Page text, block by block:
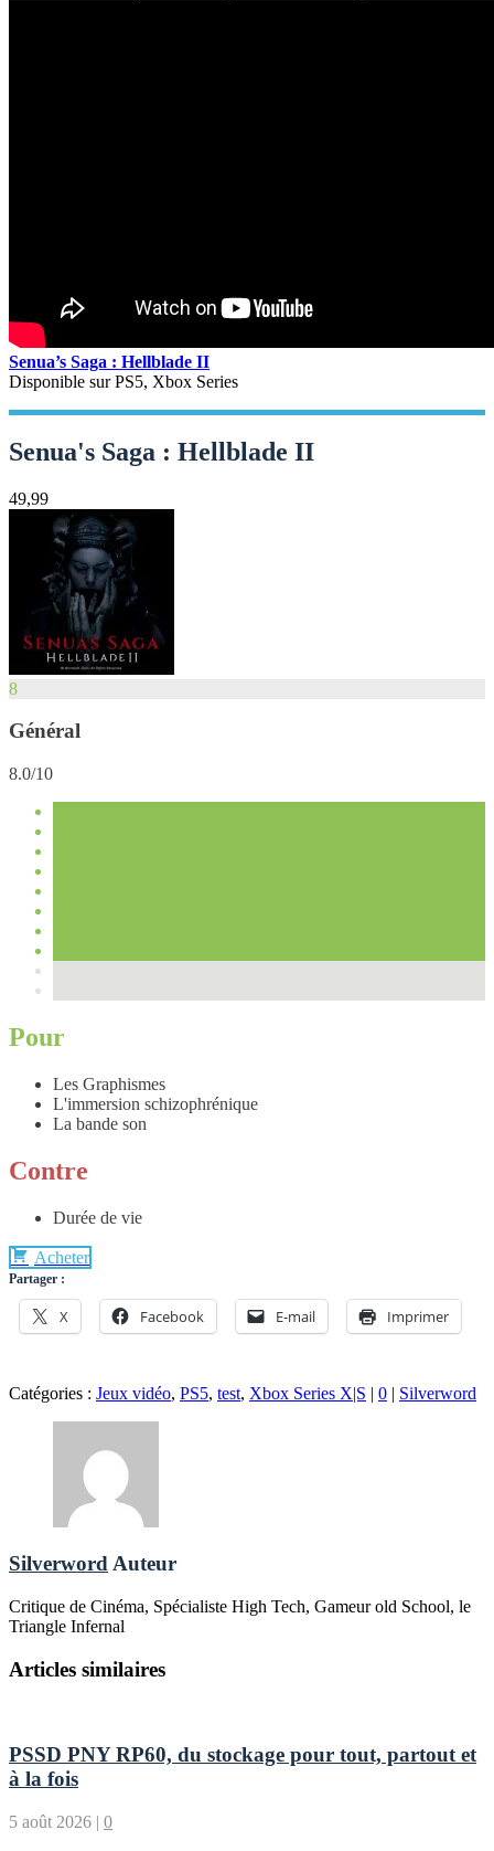
Senua’s Saga : Hellblade II
Disponible sur PS5, Xbox Series
Senua's Saga : Hellblade II
49,99
8
Général
8.0/10
Pour
Les Graphismes
L'immersion schizophrénique
La bande son
Contre
Durée de vie
Acheter
Partager :
X Facebook E-mail Imprimer
Catégories : Jeux vidéo, PS5, test, Xbox Series X|S | 0 | Silverword
SilverwordAuteur
Critique de Cinéma, Spécialiste High Tech, Gameur old School, le
Triangle Infernal
Articles similaires
PSSD PNY RP60, du stockage pour tout, partout et
à la fois
5 août 2026 | 0